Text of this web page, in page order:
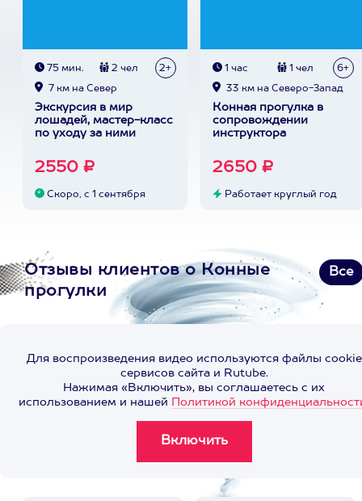
75 мин. 2 чел 2+
7 км на Север
Экскурсия в мир
лошадей, мастер-класс
по уходу за ними
2550 ₽
Скоро, с 1 сентября
1 час 1 чел 6+
33 км на Северо-Запад
Конная прогулка в
сопровождении
инструктора
2650 ₽
Работает круглый год
Отзывы клиентов о Конные
прогулки
Все
Для воспроизведения видео используются файлы cookie
сервисов сайта и Rutube.
Нажимая «Включить», вы соглашаетесь с их
использованием и нашей Политикой